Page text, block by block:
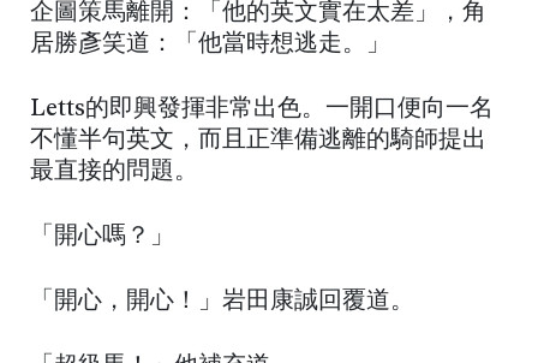
企圖策馬離開：「他的英文實在太差」，角
居勝彥笑道：「他當時想逃走。」
Letts的即興發揮非常出色。一開口便向一名
不懂半句英文，而且正準備逃離的騎師提出
最直接的問題。
「開心嗎？」
「開心，開心！」岩田康誠回覆道。